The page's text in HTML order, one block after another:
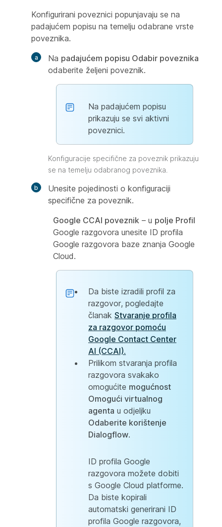
Konfigurirani poveznici popunjavaju se na
padajućem popisu na temelju odabrane vrste
poveznika.
Na padajućem popisu Odabir poveznika
odaberite željeni poveznik.
Na padajućem popisu
prikazuju se svi aktivni
poveznici.
Konfiguracije specifične za poveznik prikazuju
se na temelju odabranog poveznika.
Unesite pojedinosti o konfiguraciji
specifične za poveznik.
Google CCAI poveznik – u polje Profil
Google razgovora unesite ID profila
Google razgovora baze znanja Google
Cloud.
Da biste izradili profil za
razgovor, pogledajte
članak Stvaranje profila
za razgovor pomoću
Google Contact Center
AI (CCAI).
Prilikom stvaranja profila
razgovora svakako
omogućite mogućnost
Omogući virtualnog
agenta u odjeljku
Odaberite korištenje
Dialogflow.
ID profila Google
razgovora možete dobiti
s Google Cloud platforme.
Da biste kopirali
automatski generirani ID
profila Google razgovora,